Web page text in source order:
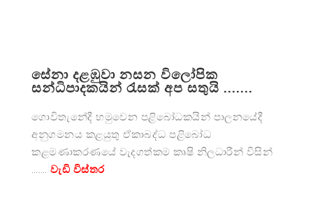
සේනා දළඹුවා නසන විලෝපික
සන්ධිපාදකයින් රැසක් අප සතුයි .......
ගොවිතැනේදී හමුවෙන පළිබෝධකයින් පාලනයේදී
අනුගමනය කළයුතු ඒකාබද්ධ පළිබෝධ
කළමණාකරණයේ වැදගත්කම කෘෂි නිලධාරීන් විසින්
……. වැඩි විස්තර